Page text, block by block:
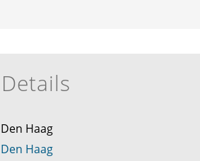
Details
Den Haag
Den Haag